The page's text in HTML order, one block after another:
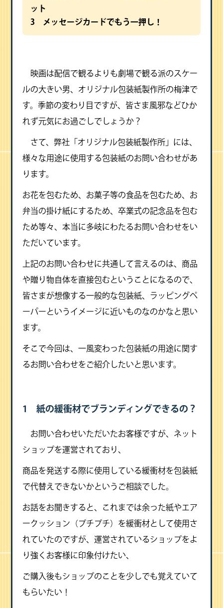
ット
3 メッセージカードでもう一押し！
映画は配信で観るよりも劇場で観る派のスケー
ルの大きい男、オリジナル包装紙製作所の梅津で
す。季節の変わり目ですが、皆さま風邪などひか
れず元気にお過ごしでしょうか？
さて、弊社「オリジナル包装紙製作所」には、
様々な用途に使用する包装紙のお問い合わせがあ
ります。
お花を包むため、お菓子等の食品を包むため、お
弁当の掛け紙にするため、卒業式の記念品を包む
ため等々、本当に多岐にわたるお問い合わせをい
ただいています。
上記のお問い合わせに共通して言えるのは、商品
や贈り物自体を直接包むということになるので、
皆さまが想像する一般的な包装紙、ラッピングペ
ーパーというイメージに近いものなのかなと思い
ます。
そこで今回は、一風変わった包装紙の用途に関す
るお問い合わせをご紹介したいと思います。
1 紙の緩衝材でブランディングできるの？
お問い合わせいただいたお客様ですが、ネット
ショップを運営されており、
商品を発送する際に使用している緩衝材を包装紙
で代替えできないかというご相談でした。
お話をお聞きすると、これまでは余った紙やエア
ークッション（プチプチ）を緩衝材として使用さ
れていたのですが、運営されているショップをよ
り強くお客様に印象付けたい、
ご購入後もショップのことを少しでも覚えていて
もらいたい！